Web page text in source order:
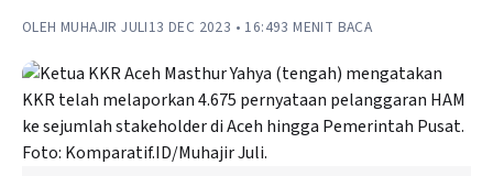
OLEH MUHAJIR JULI13 DEC 2023 • 16:493 MENIT BACA